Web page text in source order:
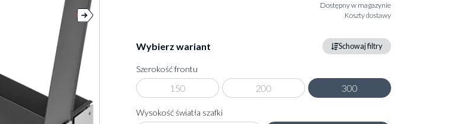
Dostępny w magazynie
Koszty dostawy
Wybierz wariant Schowaj filtry
Szerokość frontu
150 200 300
Wysokość światła szafki